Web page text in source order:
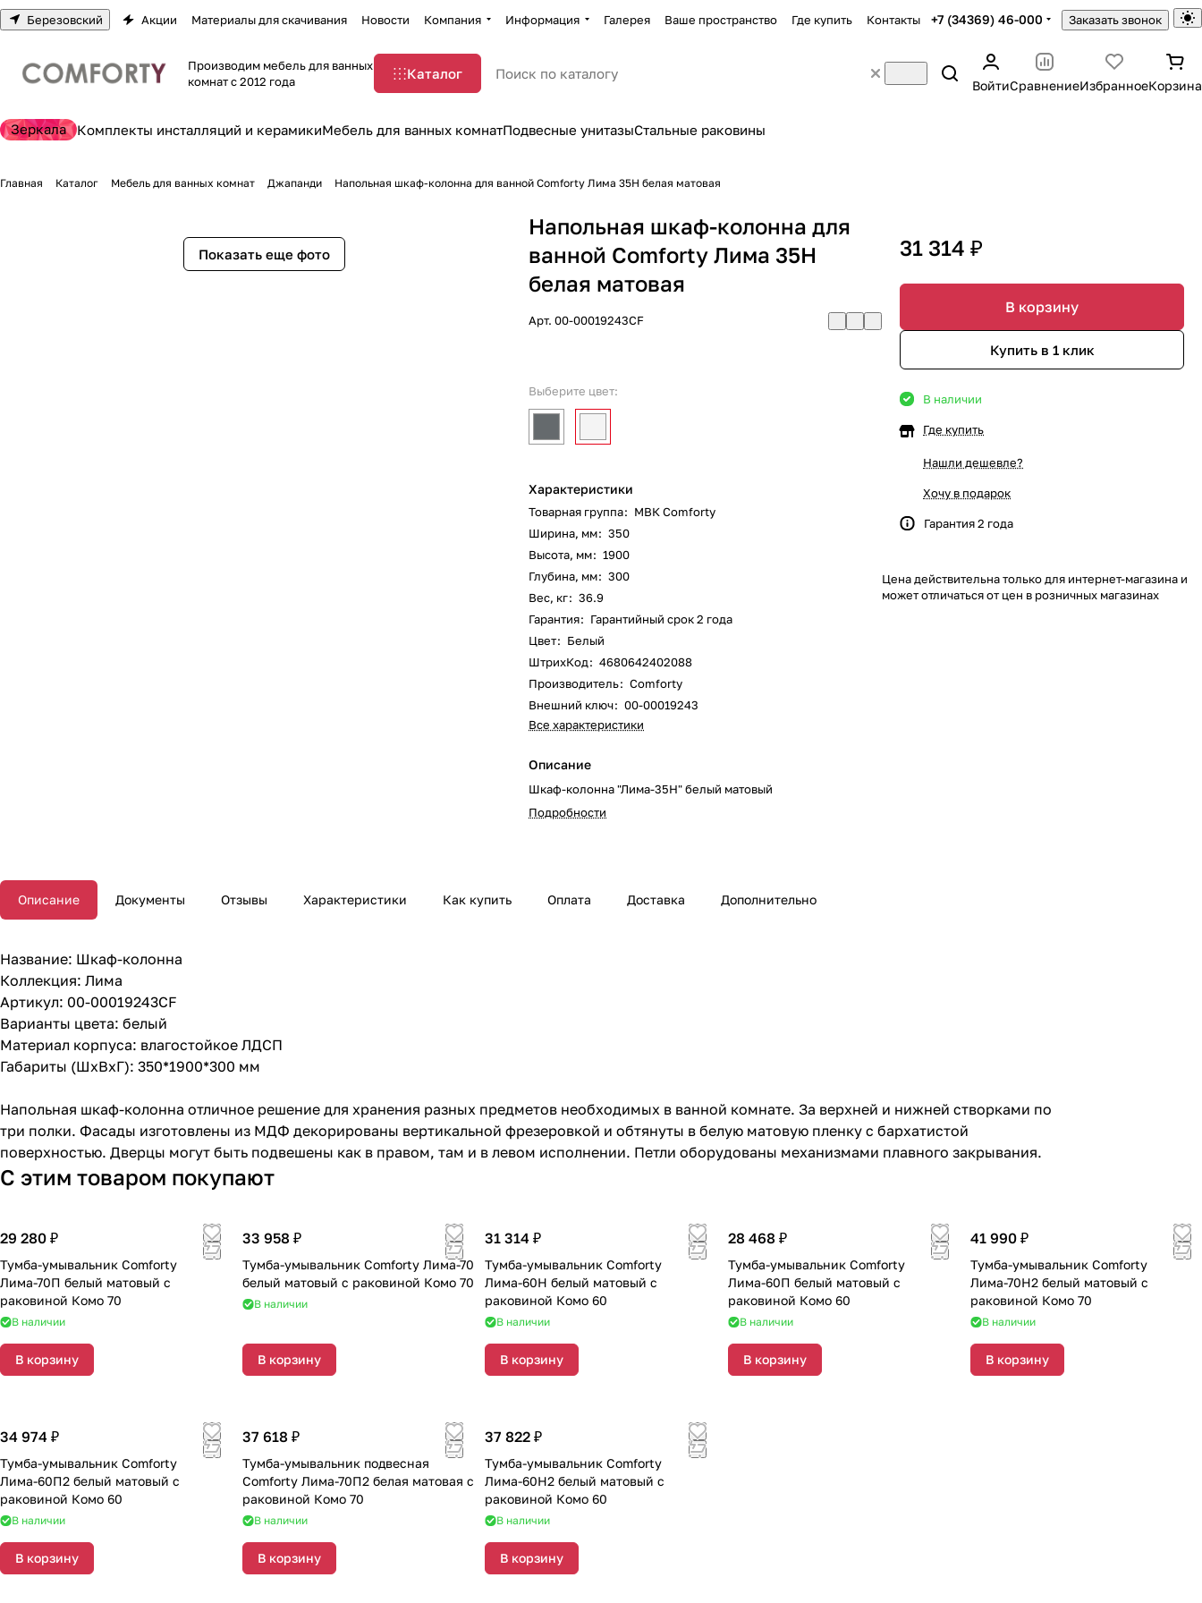
Березовский Акции Материалы для скачивания Новости Компания Информация Галерея Ваше пространство Где купить Контакты +7 (34369) 46-000 Заказать звонок
Производим мебель для ванных
комнат с 2012 года
Каталог
ВойтиСравнениеИзбранноеКорзина
Зеркала Комплекты инсталляций и керамикиМебель для ванных комнатПодвесные унитазыСтальные раковины
Главная Каталог Мебель для ванных комнат Джапанди Напольная шкаф-колонна для ванной Comforty Лима 35Н белая матовая
Показать еще фото
Напольная шкаф-колонна для
ванной Comforty Лима 35Н
белая матовая
Арт.00-00019243CF
Выберите цвет:
Характеристики
Товарная группа: МВК Comforty
Ширина, мм: 350
Высота, мм: 1900
Глубина, мм: 300
Вес, кг: 36.9
Гарантия: Гарантийный срок 2 года
Цвет: Белый
ШтрихКод: 4680642402088
Производитель: Comforty
Внешний ключ: 00-00019243
Все характеристики
Описание
Шкаф-колонна "Лима-35Н" белый матовый
Подробности
31 314 ₽
В корзину
Купить в 1 клик
В наличии
Где купить
Нашли дешевле?
Хочу в подарок
Гарантия 2 года
Цена действительна только для интернет-магазина и
может отличаться от цен в розничных магазинах
Описание Документы Отзывы Характеристики Как купить Оплата Доставка Дополнительно
Название: Шкаф-колонна
Коллекция: Лима
Артикул: 00-00019243CF
Варианты цвета: белый
Материал корпуса: влагостойкое ЛДСП
Габариты (ШхВхГ): 350*1900*300 мм
Напольная шкаф-колонна отличное решение для хранения разных предметов необходимых в ванной комнате. За верхней и нижней створками по
три полки. Фасады изготовлены из МДФ декорированы вертикальной фрезеровкой и обтянуты в белую матовую пленку с бархатистой
поверхностью. Дверцы могут быть подвешены как в правом, там и в левом исполнении. Петли оборудованы механизмами плавного закрывания.
С этим товаром покупают
29 280 ₽
Тумба-умывальник Comforty
Лима-70П белый матовый с
раковиной Комо 70
В наличии
В корзину
33 958 ₽
Тумба-умывальник Comforty Лима-70
белый матовый с раковиной Комо 70
В наличии
В корзину
31 314 ₽
Тумба-умывальник Comforty
Лима-60Н белый матовый с
раковиной Комо 60
В наличии
В корзину
28 468 ₽
Тумба-умывальник Comforty
Лима-60П белый матовый с
раковиной Комо 60
В наличии
В корзину
41 990 ₽
Тумба-умывальник Comforty
Лима-70Н2 белый матовый с
раковиной Комо 70
В наличии
В корзину
34 974 ₽
Тумба-умывальник Comforty
Лима-60П2 белый матовый с
раковиной Комо 60
В наличии
В корзину
37 618 ₽
Тумба-умывальник подвесная
Comforty Лима-70П2 белая матовая с
раковиной Комо 70
В наличии
В корзину
37 822 ₽
Тумба-умывальник Comforty
Лима-60Н2 белый матовый с
раковиной Комо 60
В наличии
В корзину